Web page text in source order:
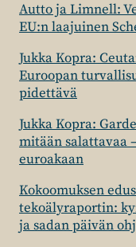
Autto ja Limnell:
EU:n laajuinen
Jukka Kopra:
Euroopan
pidettävä
Jukka Kopra:
mitään salattavaa
euroakaan
Kokoomuksen
tekoälyraportin:
ja sadan päivän